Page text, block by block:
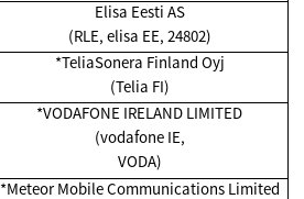
Elisa Eesti AS
(RLE, elisa EE, 24802)
*TeliaSonera Finland Oyj
(Telia FI)
*VODAFONE IRELAND LIMITED
(vodafone IE,
VODA)
*Meteor Mobile Communications Limited